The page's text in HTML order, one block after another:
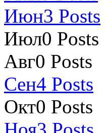
Июн3 Posts
Июл0 Posts
Авг0 Posts
Сен4 Posts
Окт0 Posts